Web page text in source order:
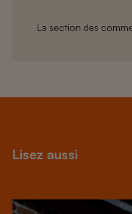
La section des
Lisez aussi